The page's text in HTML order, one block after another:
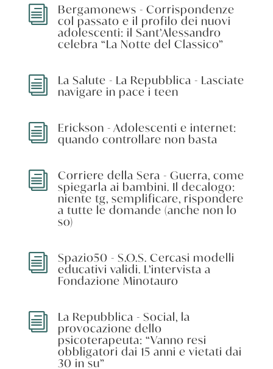
i Bergamonews - Corrispondenze
col passato e il profilo dei nuovi
adolescenti: il Sant’Alessandro
celebra “La Notte del Classico”
i La Salute - La Repubblica - Lasciate
navigare in pace i teen
i Erickson - Adolescenti e internet:
quando controllare non basta
i Corriere della Sera - Guerra, come
spiegarla ai bambini. Il decalogo:
niente tg, semplificare, rispondere
a tutte le domande (anche non lo
so)
i Spazio50 - S.O.S. Cercasi modelli
educativi validi. L’intervista a
Fondazione Minotauro
i La Repubblica - Social, la
provocazione dello
psicoterapeuta: “Vanno resi
obbligatori dai 15 anni e vietati dai
30 in su”